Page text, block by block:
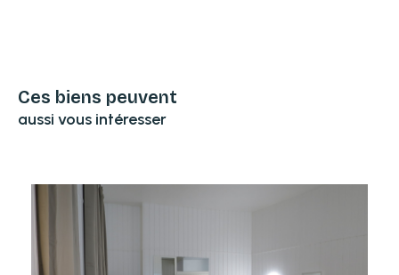
Ces biens peuvent
aussi vous intéresser